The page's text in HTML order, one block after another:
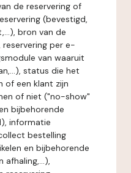
de reservering of
(bevestigd,
bron van de
reservering per e-
van waaruit
status die het
of een klant zijn
of niet ("no-show"
bijbehorende
informatie
bestelling
en bijbehorende
afhaling,...),